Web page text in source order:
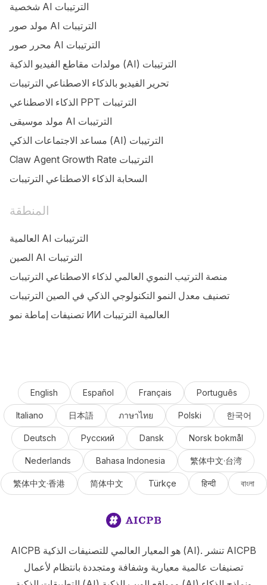
شخصية AI الترتيبات
مولد صور AI الترتيبات
محرر صور AI الترتيبات
مولدات مقاطع الفيديو الذكية (AI) الترتيبات
تحرير الفيديو بالذكاء الاصطناعي الترتيبات
الذكاء الاصطناعي PPT الترتيبات
مولد موسيقى AI الترتيبات
مساعد الاجتماعات الذكي (AI) الترتيبات
Claw Agent Growth Rate الترتيبات
السحابة الذكاء الاصطناعي الترتيبات
المنطقة
العالمية AI الترتيبات
الصين AI الترتيبات
منصة الترتيب النموي العالمي لذكاء الاصطناعي الترتيبات
تصنيف معدل النمو التكنولوجي الذكي في الصين الترتيبات
تصنيفات إماطة نمو ИИ العالمية الترتيبات
English Español Français Português
Italiano 日本語 ภาษาไทย Polski 한국어
Deutsch Русский Dansk Norsk bokmål
Nederlands Bahasa Indonesia 繁体中文·台湾
繁体中文·香港 简体中文 Türkçe हिन्दी বাংলা
AICPB هو المعيار العالمي للتصنيفات الذكية (AI). تنشر AICPB
تصنيفات عالمية معيارية وشفافة ومتجددة بانتظام لأعمال